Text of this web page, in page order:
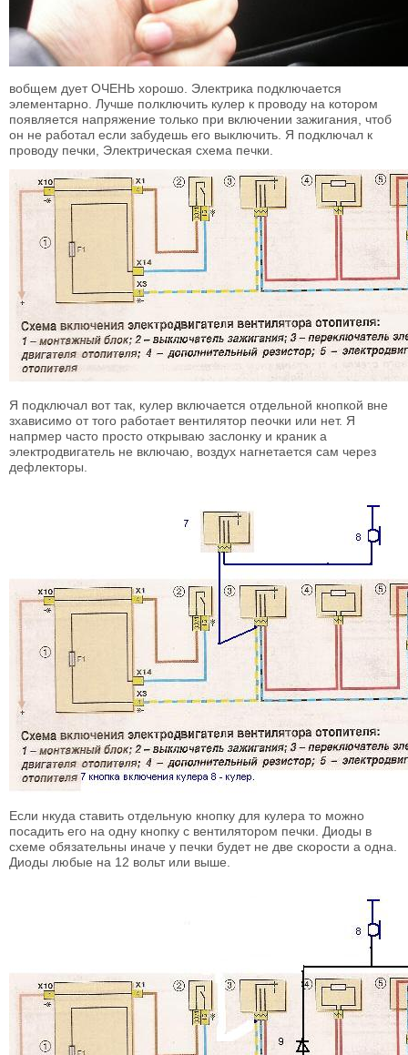
вобщем дует ОЧЕНЬ хорошо. Электрика подключается
элементарно. Лучше полключить кулер к проводу на котором
появляется напряжение только при включении зажигания, чтоб
он не работал если забудешь его выключить. Я подключал к
проводу печки, Электрическая схема печки.
Я подключал вот так, кулер включается отдельной кнопкой вне
зхависимо от того работает вентилятор пеочки или нет. Я
напрмер часто просто открываю заслонку и краник а
электродвигатель не включаю, воздух нагнетается сам через
дефлекторы.
Если нкуда ставить отдельную кнопку для кулера то можно
посадить его на одну кнопку с вентилятором печки. Диоды в
схеме обязательны иначе у печки будет не две скорости а одна.
Диоды любые на 12 вольт или выше.